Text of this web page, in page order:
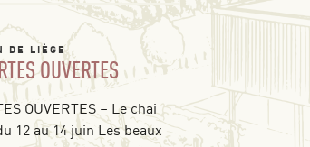
DE LIÈGE
OUVERTES
OUVERTES – Le chai
12 au 14 juin Les beaux